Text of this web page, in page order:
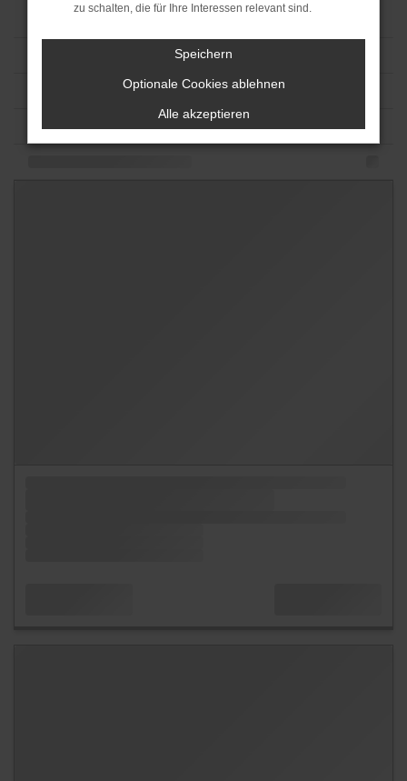
zu schalten, die für Ihre Interessen relevant sind.
Speichern
Optionale Cookies ablehnen
Alle akzeptieren